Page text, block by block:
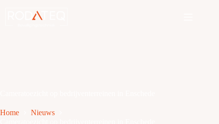
Home
Nieuws